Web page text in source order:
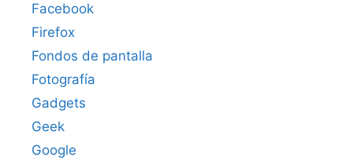
Facebook
Firefox
Fondos de pantalla
Fotografía
Gadgets
Geek
Google